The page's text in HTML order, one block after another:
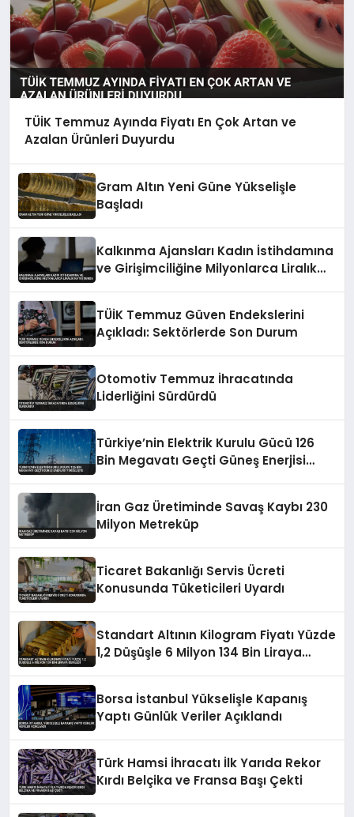
TÜİK Temmuz Ayında Fiyatı En Çok Artan ve
Azalan Ürünleri Duyurdu
Gram Altın Yeni Güne Yükselişle
Başladı
Kalkınma Ajansları Kadın İstihdamına
ve Girişimciliğine Milyonlarca Liralık
TÜİK Temmuz Güven Endekslerini
Açıkladı: Sektörlerde Son Durum
Otomotiv Temmuz İhracatında
Liderliğini Sürdürdü
Türkiye’nin Elektrik Kurulu Gücü 126
Bin Megavatı Geçti Güneş Enerjisi
İran Gaz Üretiminde Savaş Kaybı 230
Milyon Metreküp
Ticaret Bakanlığı Servis Ücreti
Konusunda Tüketicileri Uyardı
Standart Altının Kilogram Fiyatı Yüzde
1,2 Düşüşle 6 Milyon 134 Bin Liraya
Borsa İstanbul Yükselişle Kapanış
Yaptı Günlük Veriler Açıklandı
Türk Hamsi İhracatı İlk Yarıda Rekor
Kırdı Belçika ve Fransa Başı Çekti